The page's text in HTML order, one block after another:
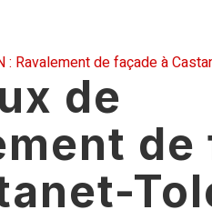
: Ravalement de façade à
de
de